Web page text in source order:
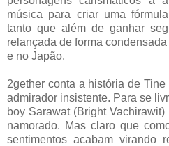
música para criar uma
tanto que além de ganhar
relançada de forma
e no Japão.
2gether conta a história de
admirador insistente. Para se
boy Sarawat (Bright
namorado. Mas claro que
sentimentos acabam virando